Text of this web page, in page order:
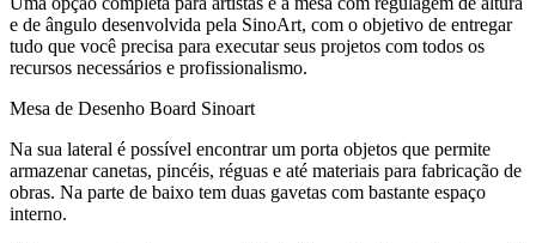
e de ângulo desenvolvida pela SinoArt, com o objetivo de entregar
tudo que você precisa para executar seus projetos com todos os
recursos necessários e profissionalismo.
Mesa de Desenho Board Sinoart
Na sua lateral é possível encontrar um porta objetos que permite
armazenar canetas, pincéis, réguas e até materiais para fabricação de
obras. Na parte de baixo tem duas gavetas com bastante espaço
interno.